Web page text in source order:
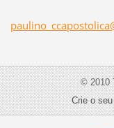
© 2010
Crie o